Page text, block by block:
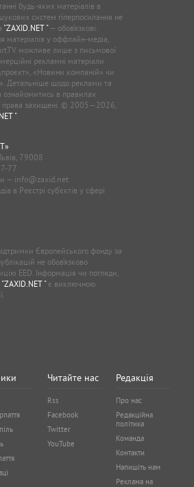
будь-яких матеріалів в
систем гіперпосилання не
"ZAXID.NET "— обов’язкові.
матеріалів у оффлайн-медіа,
можливе лише з письмової
рекламні матеріали
«Новини компаній» чи
Детальніше щодо реклами та
в правилах
права захищені. © 2005—2026,
".
79008
77
— info@zaxid.net
в Реєстрі суб'єктів у сфері
Європейського фонду за
не обов’язково
EED. Інформація чи погляди,
"ZAXID.NET "є виключною
Читайте нас
Rss
Facebook
Twitter
YouTube
Редакція
Про нас
Редакційна
політика
Команда
Контакти
Напишіть нам
Реклама на